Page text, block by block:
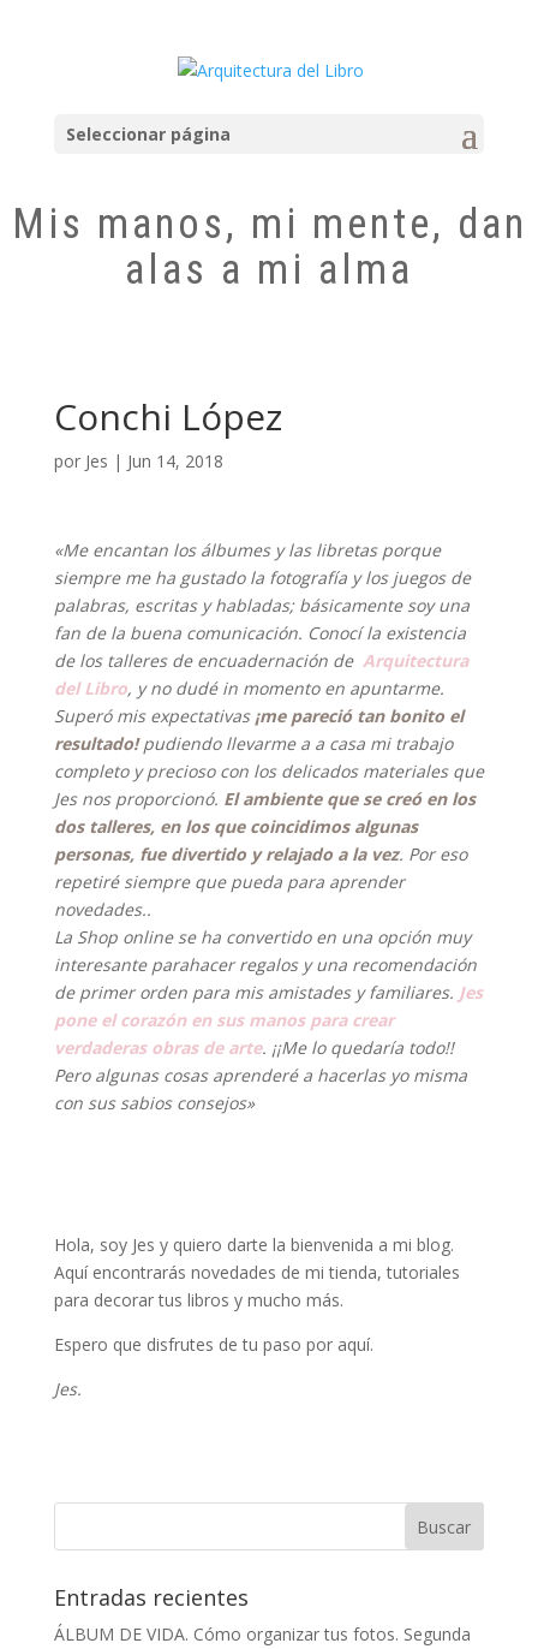
Seleccionar página
Mis manos, mi mente, dan
alas a mi alma
Conchi López
por Jes | Jun 14, 2018
«Me encantan los álbumes y las libretas porque
siempre me ha gustado la fotografía y los juegos de
palabras, escritas y habladas; básicamente soy una
fan de la buena comunicación. Conocí la existencia
de los talleres de encuadernación de Arquitectura
del Libro, y no dudé in momento en apuntarme.
Superó mis expectativas ¡me pareció tan bonito el
resultado! pudiendo llevarme a a casa mi trabajo
completo y precioso con los delicados materiales que
Jes nos proporcionó. El ambiente que se creó en los
dos talleres, en los que coincidimos algunas
personas, fue divertido y relajado a la vez. Por eso
repetiré siempre que pueda para aprender
novedades..
La Shop online se ha convertido en una opción muy
interesante parahacer regalos y una recomendación
de primer orden para mis amistades y familiares. Jes
pone el corazón en sus manos para crear
verdaderas obras de arte. ¡¡Me lo quedaría todo!!
Pero algunas cosas aprenderé a hacerlas yo misma
con sus sabios consejos»
Hola, soy Jes y quiero darte la bienvenida a mi blog.
Aquí encontrarás novedades de mi tienda, tutoriales
para decorar tus libros y mucho más.
Espero que disfrutes de tu paso por aquí.
Jes.
Entradas recientes
ÁLBUM DE VIDA. Cómo organizar tus fotos. Segunda